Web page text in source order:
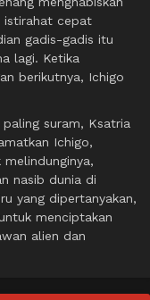
istirahat cepat
gadis-gadis itu
lagi. Ketika
berikutnya, Ichigo
suram, Ksatria
Ichigo,
nasib dunia di
yang dipertanyakan,
menciptakan
alien dan